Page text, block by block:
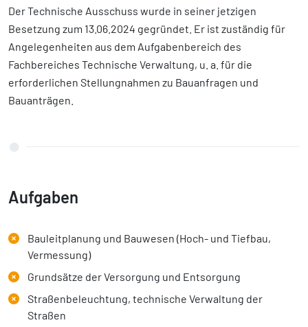
Der Technische Ausschuss wurde in seiner jetzigen
Besetzung zum 13.06.2024 gegründet. Er ist zuständig für
Angelegenheiten aus dem Aufgabenbereich des
Fachbereiches Technische Verwaltung, u. a. für die
erforderlichen Stellungnahmen zu Bauanfragen und
Bauanträgen.
Aufgaben
Bauleitplanung und Bauwesen (Hoch- und Tiefbau,
Vermessung)
Grundsätze der Versorgung und Entsorgung
Straßenbeleuchtung, technische Verwaltung der
Straßen